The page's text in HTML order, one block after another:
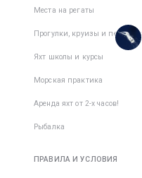
места в
1командe
Места на регаты
Прогулки, круизы и переходы
Яхт школы и курсы
Морская практика
Аренда яхт от 2-х часов!
Рыбалка
ПРАВИЛА И УСЛОВИЯ